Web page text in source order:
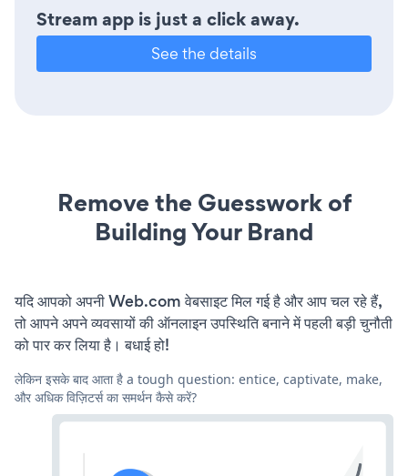
Stream app is just a click away.
See the details
Remove the Guesswork of
Building Your Brand
यदि आपको अपनी Web.com वेबसाइट मिल गई है और आप चल रहे हैं,
तो आपने अपने व्यवसायों की ऑनलाइन उपस्थिति बनाने में पहली बड़ी चुनौती
को पार कर लिया है। बधाई हो!
लेकिन इसके बाद आता है a tough question: entice, captivate, make,
और अधिक विज़िटर्स का समर्थन कैसे करें?